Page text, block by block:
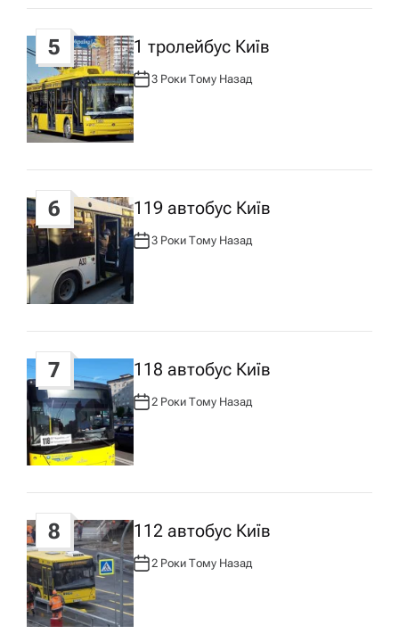
5 1 тролейбус Київ
А
В
Т
О
Р
:
3 Роки Тому Назад
6 119 автобус Київ
А
Р
:
3 Роки Тому Назад
7 118 автобус Київ
А
В
Т
Р
:
2 Роки Тому Назад
8 112 автобус Київ
А
В
О
Р
:
2 Роки Тому Назад